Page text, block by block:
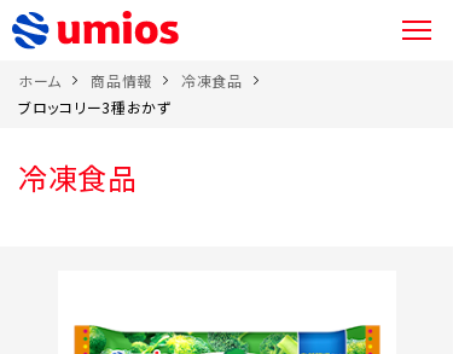
ホーム 商品情報
冷凍食品
ブロッコリー3種おかず
冷凍食品